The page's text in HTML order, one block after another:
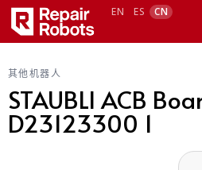
EN ES CN
其他机器人
STAUBLI ACB
D23123300 1